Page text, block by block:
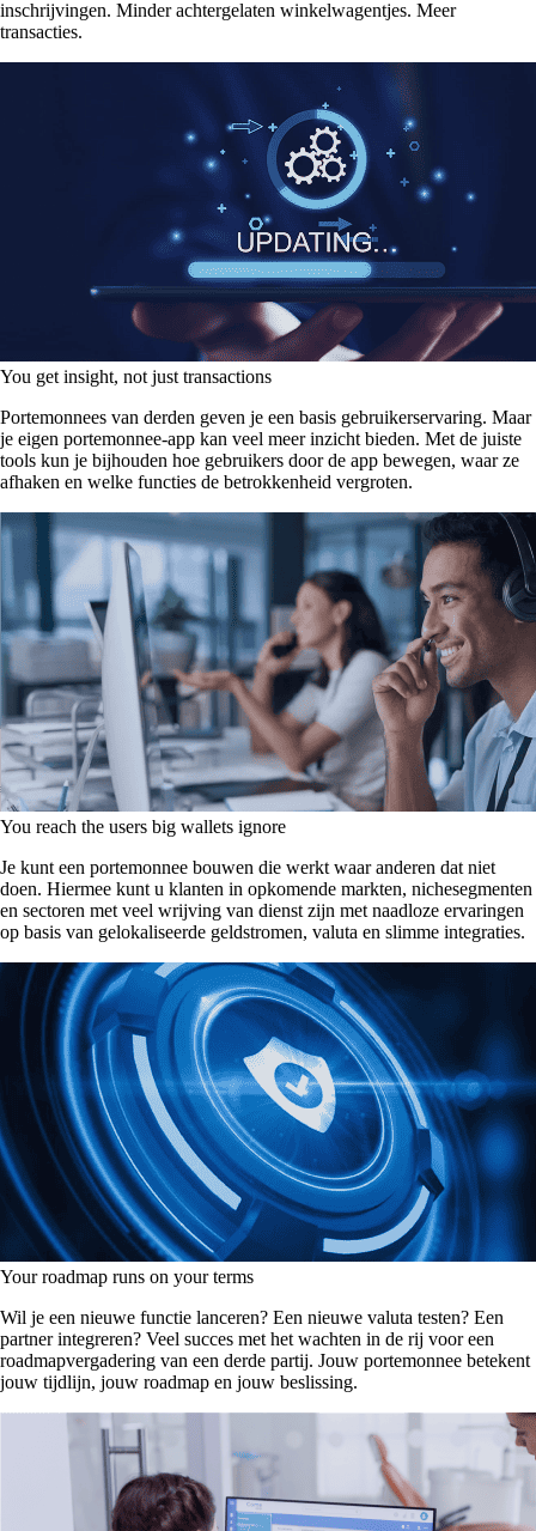
inschrijvingen. Minder achtergelaten winkelwagentjes. Meer
transacties.
You get insight, not just transactions
Portemonnees van derden geven je een basis gebruikerservaring. Maar
je eigen portemonnee-app kan veel meer inzicht bieden. Met de juiste
tools kun je bijhouden hoe gebruikers door de app bewegen, waar ze
afhaken en welke functies de betrokkenheid vergroten.
You reach the users big wallets ignore
Je kunt een portemonnee bouwen die werkt waar anderen dat niet
doen. Hiermee kunt u klanten in opkomende markten, nichesegmenten
en sectoren met veel wrijving van dienst zijn met naadloze ervaringen
op basis van gelokaliseerde geldstromen, valuta en slimme integraties.
Your roadmap runs on your terms
Wil je een nieuwe functie lanceren? Een nieuwe valuta testen? Een
partner integreren? Veel succes met het wachten in de rij voor een
roadmapvergadering van een derde partij. Jouw portemonnee betekent
jouw tijdlijn, jouw roadmap en jouw beslissing.